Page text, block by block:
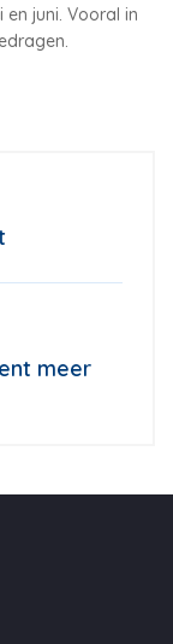
juni. Vooral in
meer